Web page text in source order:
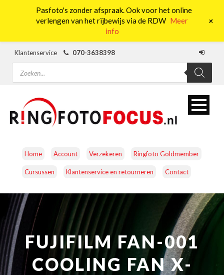
Klantenservice
070-3638398
Producten
zoeken
Home Account Verzekeren Ringfoto Goldmember
Cursussen Klantenservice en retourneren Contact
CAMERA’S OBJECTIEVEN ACCESSOIRES
NATUUROBSERVATIE MEDIA EN ENERGIE
STUDIOFOTOGRAFIE OCCASIONS
FUJIFILM FAN-001
COOLING FAN X-
Pasfoto's zonder afspraak. Ook voor het online
verlengen van het rijbewijs via de RDW Meer
info
+